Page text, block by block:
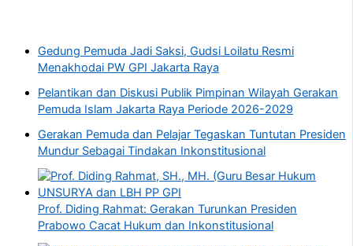
Gedung Pemuda Jadi Saksi, Gudsi Loilatu Resmi
Menakhodai PW GPI Jakarta Raya
Pelantikan dan Diskusi Publik Pimpinan Wilayah Gerakan
Pemuda Islam Jakarta Raya Periode 2026-2029
Gerakan Pemuda dan Pelajar Tegaskan Tuntutan Presiden
Mundur Sebagai Tindakan Inkonstitusional
Prof. Diding Rahmat: Gerakan Turunkan Presiden
Prabowo Cacat Hukum dan Inkonstitusional